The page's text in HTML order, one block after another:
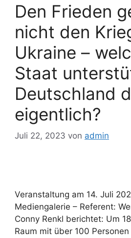
Den Frieden
nicht den
Ukraine –
Staat
Deutschland
eigentlich?
Juli 22, 2023 von admin
Veranstaltung am 14. Juli
Mediengalerie – Referent:
Conny Renkl berichtet: Um
Raum mit über 100